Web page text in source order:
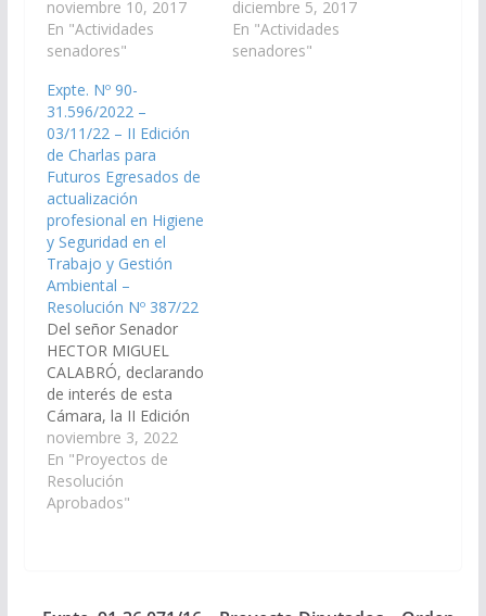
noviembre 10, 2017
En "Actividades
senadores"
diciembre 5, 2017
En "Actividades
senadores"
Expte. Nº 90-
31.596/2022 –
03/11/22 – II Edición
de Charlas para
Futuros Egresados de
actualización
profesional en Higiene
y Seguridad en el
Trabajo y Gestión
Ambiental –
Resolución Nº 387/22
Del señor Senador
HECTOR MIGUEL
CALABRÓ, declarando
de interés de esta
Cámara, la II Edición
de Charlas para
Futuros Egresados de
actualización
profesional en Higiene
del corriente año, en
noviembre 3, 2022
En "Proyectos de
Resolución
Aprobados"